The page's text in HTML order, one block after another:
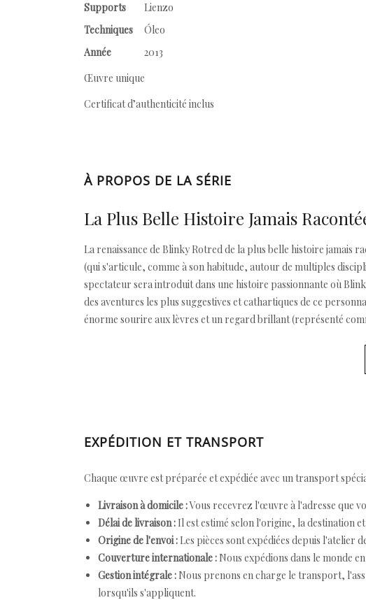
Supports
Lienzo
Techniques
Óleo
Année
2013
Œuvre unique
Certificat d’authenticité inclus
À PROPOS DE LA SÉRIE
La Plus Belle Histoire Jamais
La renaissance de Blinky Rotred de la plus belle histoire
(qui s'articule, comme à son habitude, autour de multiples
spectateur sera introduit dans une histoire passionnante où
des aventures les plus suggestives et cathartiques de ce
énorme sourire aux lèvres et un regard brillant (représenté
EXPÉDITION ET TRANSPORT
Chaque œuvre est préparée et expédiée avec un transport
Livraison à domicile :Vous recevrez l'œuvre à l'adresse que
Délai de livraison : Il est estimé selon l'origine, la destination
Origine de l'envoi : Les pièces sont expédiées depuis l'atelier
Couverture internationale : Nous expédions dans le monde
Gestion intégrale : Nous prenons en charge le transport,
lorsqu'ils s'appliquent.